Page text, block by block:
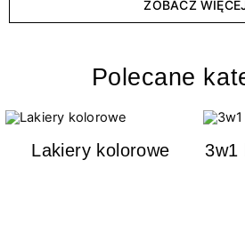
ZOBACZ
Polecane
Lakiery kolorowe 3w1